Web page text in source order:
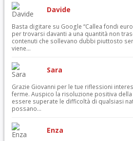
Davide
Basta digitare su Google “Callea fondi
per trovarsi davanti a una quantità non
contenuti che sollevano dubbi piuttosto
viene...
Sara
Grazie Giovanni per le tue riflessioni
ferme. Auspico la risoluzione positiva
essere superate le difficoltà di qualsiasi
possano...
Enza